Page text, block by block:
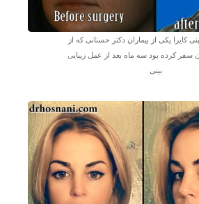
کایرا یکی از بیماران دکتر حسنانی که از
سفر کرده بود سه ماه بعد از عمل زیبایی
بینی